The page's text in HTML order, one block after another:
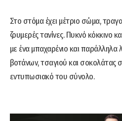
Στο στόμα έχει μέτριο σώμα,
ζουμερές τανίνες. Πυκνό κόκκινο
με ένα μπαχαρένιο και
βοτάνων, τσαγιού και σοκολάτας
εντυπωσιακό του σύνολο.